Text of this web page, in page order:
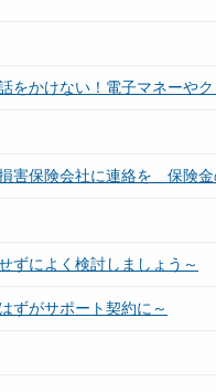
かけない！電子マネーや
害保険会社に連絡を 保険
ずによく検討しましょう～
ずがサポート契約に～